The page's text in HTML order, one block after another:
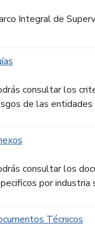
Integral de
consultar los
de las entidades
consultar los
por industria
Técnicos